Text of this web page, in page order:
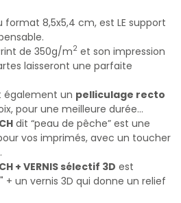
8,5x5,4 cm, est LE support
de 350g/m2 et son impression
laisseront une parfaite
également un pelliculage recto
pour une meilleure durée…
dit “peau de pêche” est une
vos imprimés, avec un toucher
+ VERNIS sélectif 3D est
un vernis 3D qui donne un relief